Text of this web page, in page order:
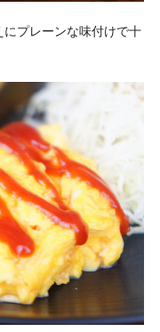
プレーンな味付けで十